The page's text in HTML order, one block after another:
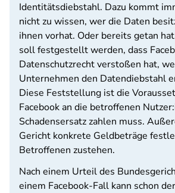
Identitätsdiebstahl. Dazu kommt
nicht zu wissen, wer die Daten
ihnen vorhat. Oder bereits getan
soll festgestellt werden, dass
Datenschutzrecht verstoßen hat,
Unternehmen den Datendiebstahl
Diese Feststellung ist die
Facebook an die betroffenen
Schadensersatz zahlen muss.
Gericht konkrete Geldbeträge
Betroffenen zustehen.
Nach einem Urteil des
einem Facebook-Fall kann schon